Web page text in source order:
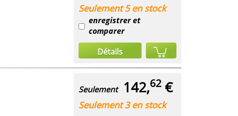
Seulement 5 en stock
enregistrer et
comparer
Détails
Seulement 142,62 €
Seulement 3 en stock